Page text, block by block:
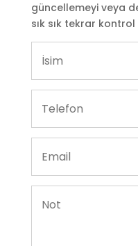
güncellemeyi veya
sık sık tekrar kontrol